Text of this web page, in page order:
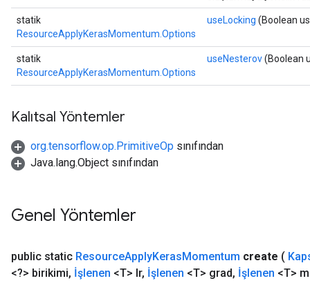
statik
ResourceApplyKerasMomentum.Options
useLocking (Boolean
statik
ResourceApplyKerasMomentum.Options
useNesterov(Boolean
Kalıtsal Yöntemler
org.tensorflow.op.PrimitiveOp sınıfından
Java.lang.Object sınıfından
Genel Yöntemler
public static ResourceApplyKerasMomentum create (
<?> birikimi, İşlenen <T> lr, İşlenen <T> grad, İşlenen <T>